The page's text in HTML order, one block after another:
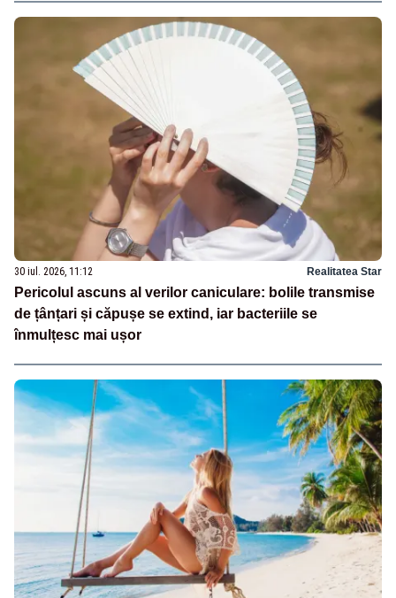
30 iul. 2026, 11:12 Realitatea Star
Pericolul ascuns al verilor caniculare: bolile transmise
de țânțari și căpușe se extind, iar bacteriile se
înmulțesc mai ușor